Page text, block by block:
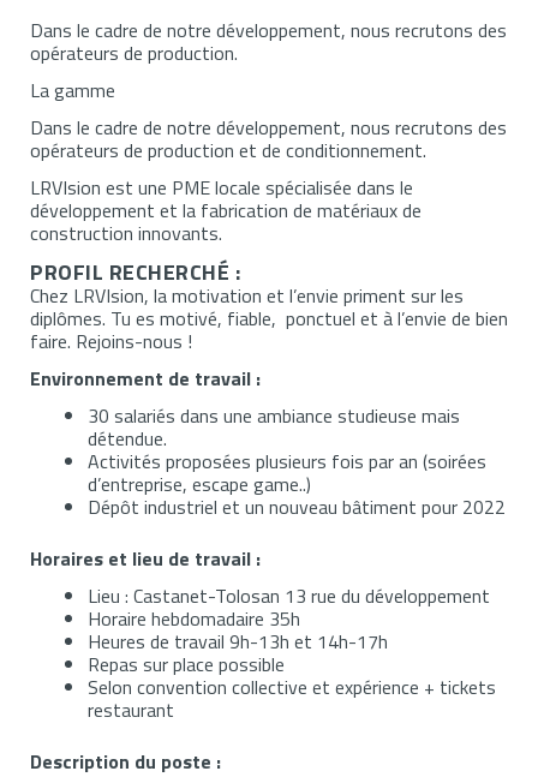
Dans le cadre de notre développement, nous recrutons des
opérateurs de production.
La gamme
Dans le cadre de notre développement, nous recrutons des
opérateurs de production et de conditionnement.
LRVIsion est une PME locale spécialisée dans le
développement et la fabrication de matériaux de
construction innovants.
PROFIL RECHERCHÉ :
Chez LRVIsion, la motivation et l’envie priment sur les
diplômes. Tu es motivé, fiable, ponctuel et à l’envie de bien
faire. Rejoins-nous !
Environnement de travail :
30 salariés dans une ambiance studieuse mais
détendue.
Activités proposées plusieurs fois par an (soirées
d’entreprise, escape game..)
Dépôt industriel et un nouveau bâtiment pour 2022
Horaires et lieu de travail :
Lieu : Castanet-Tolosan 13 rue du développement
Horaire hebdomadaire 35h
Heures de travail 9h-13h et 14h-17h
Repas sur place possible
Selon convention collective et expérience + tickets
restaurant
Description du poste :